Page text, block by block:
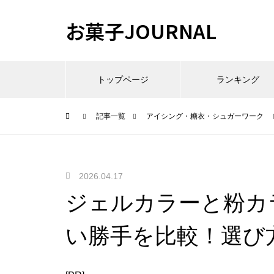
お菓子JOURNAL
トップページ ランキング
記事一覧 アイシング・糖衣・シュガーワーク
2026.04.17
ジェルカラーと粉
い勝手を比較！選び